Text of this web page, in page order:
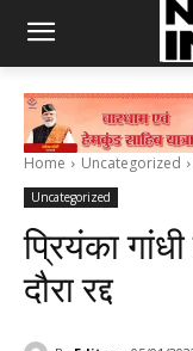
Home Uncategorized
Uncategorized
प्रियंका
दौरा रद्द